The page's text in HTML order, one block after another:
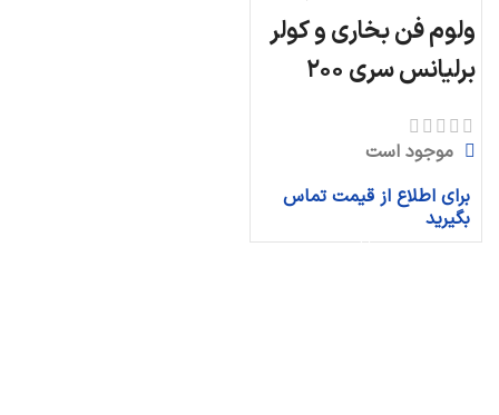
ولوم فن بخاری و کولر
برلیانس سری ۲۰۰
موجود است
برای اطلاع از قیمت تماس
بگیرید